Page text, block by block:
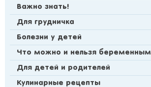
Важно знать!
Для грудничка
Болезни у детей
Что можно и нельзя беременным
Для детей и родителей
Кулинарные рецепты